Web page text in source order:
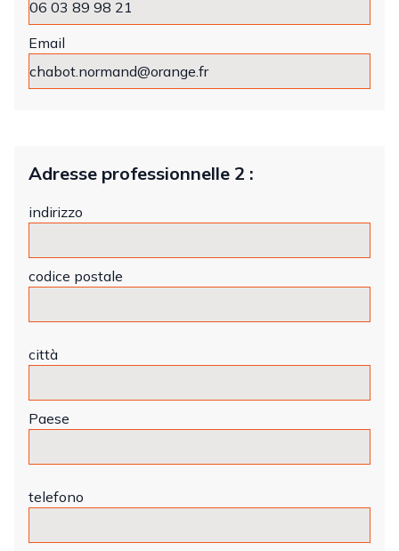
Email
Adresse professionnelle 2 :
indirizzo
codice postale
città
Paese
telefono